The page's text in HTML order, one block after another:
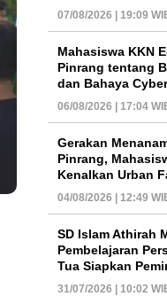
07/08/2026 | 19:09
Mahasiswa KKN
Pinrang tentang
dan Bahaya
06/08/2026 | 17:04
Gerakan
Pinrang,
Kenalkan Urban
04/08/2026 | 12:49
SD Islam Athirah
Pembelajaran
Tua Siapkan
31/07/2026 | 10:02